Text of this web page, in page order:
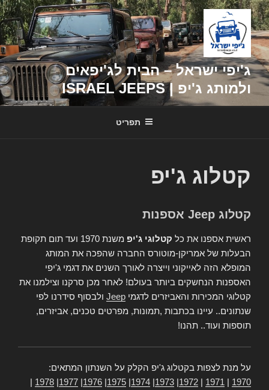
דילוג
לתוכן
ג'יפי ישראל – הבית לג'יפאים
ולמותג ג'יפ | ISRAEL JEEPS
תפריט
קטלוג ג'יפ
קטלוג Jeep אספנות
ראשית אספנו את כל קטלוגי ג'יפ
משנת 1970 ועד תום תקופת
הבעלות של אמריקן-מוטורס החברה שהפכה את המותג
המופלא הזה לאייקוני וייצרה לאורך השנים את דגמי ג'יפי
האספנות הנחשקים ביותר בעולם! לאחר מכן סרקנו וצילמנו את
קטלוגי המכירות והאביזרים לדגמי Jeep ולבסוף סידרנו לפי
שנתונים.. עיינו בכתבות ,תמונות, מפרטים טכנים, אביזרים,
תוספות ועוד.. תהנו!
על מנת לצפות בקטלוג ג'יפ הקלק על השנתון המתאים:
1970
1971
1972
1973
1974
1975
1976
1977
1978